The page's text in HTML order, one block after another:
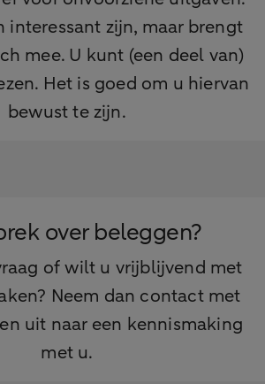
interessant zijn, maar brengt
mee. U kunt (een deel van)
Het is goed om u hiervan
bewust te zijn.
over beleggen?
of wilt u vrijblijvend met
Neem dan contact met
uit naar een kennismaking
met u.